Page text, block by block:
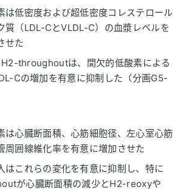
は低密度および超低密度コレステロール
質（LDL-CとVLDL-C）の血漿レベルを
せた
throughoutは、間欠的低酸素による
Cの増加を有意に抑制した（分画G5-
は心臓断面積、心筋細胞径、左心室心筋
周囲線維化率を有意に増加させた
はこれらの変化を有意に抑制し、特に
が心臓断面積の減少とH2-reoxyや